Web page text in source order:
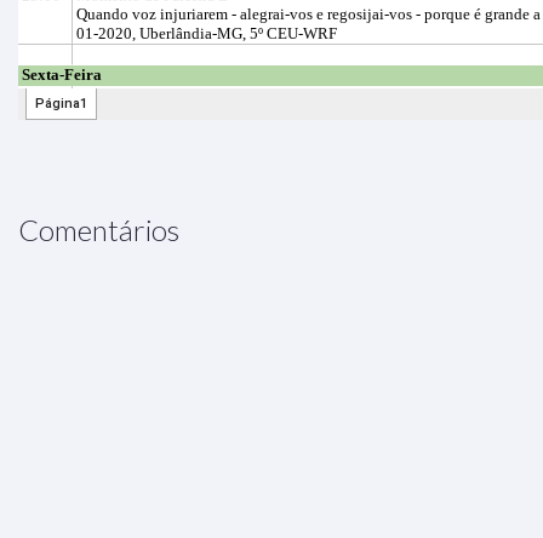
Comentários